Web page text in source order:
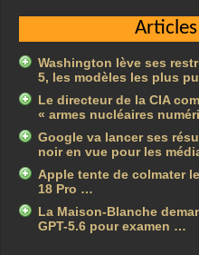
Washington lève ses
5, les modèles les plus
Le directeur de la CIA
« armes nucléaires
Google va lancer ses
noir en vue pour les
Apple tente de colmater
18 Pro …
La Maison-Blanche
GPT-5.6 pour examen …